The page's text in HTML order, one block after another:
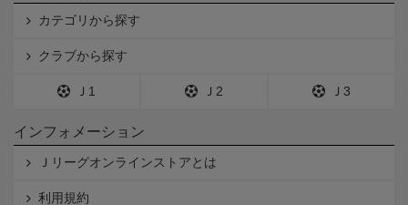
カテゴリから探す
クラブから探す
Ｊ1 Ｊ2 Ｊ3
インフォメーション
Ｊリーグオンラインストアとは
利用規約